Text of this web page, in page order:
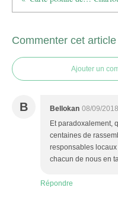
Commenter cet article
Ajouter un
B Bellokan 08/09/
Et paradoxalement,
centaines de
responsables locaux
chacun de nous en
Répondre